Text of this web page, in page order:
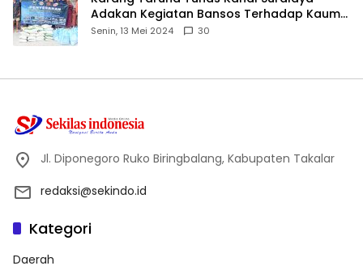
Adakan Kegiatan Bansos Terhadap Kaum
Dhuafa dan Anak Yatim-Piatu
Senin, 13 Mei 2024 30
Jl. Diponegoro Ruko Biringbalang, Kabupaten Takalar
redaksi@sekindo.id
Kategori
Daerah